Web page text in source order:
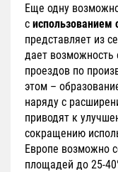
Еще одну
с использованием
представляет из
дает
проездов по
этом –
наряду с
приводят к
сокращению
Европе возможно
площадей до 25-